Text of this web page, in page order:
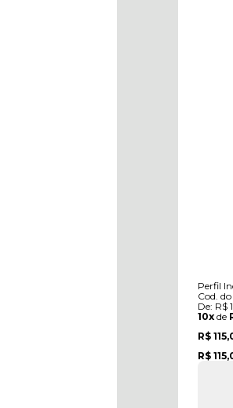
Perfil
Cod.
De: R$
10xde
R$
R$